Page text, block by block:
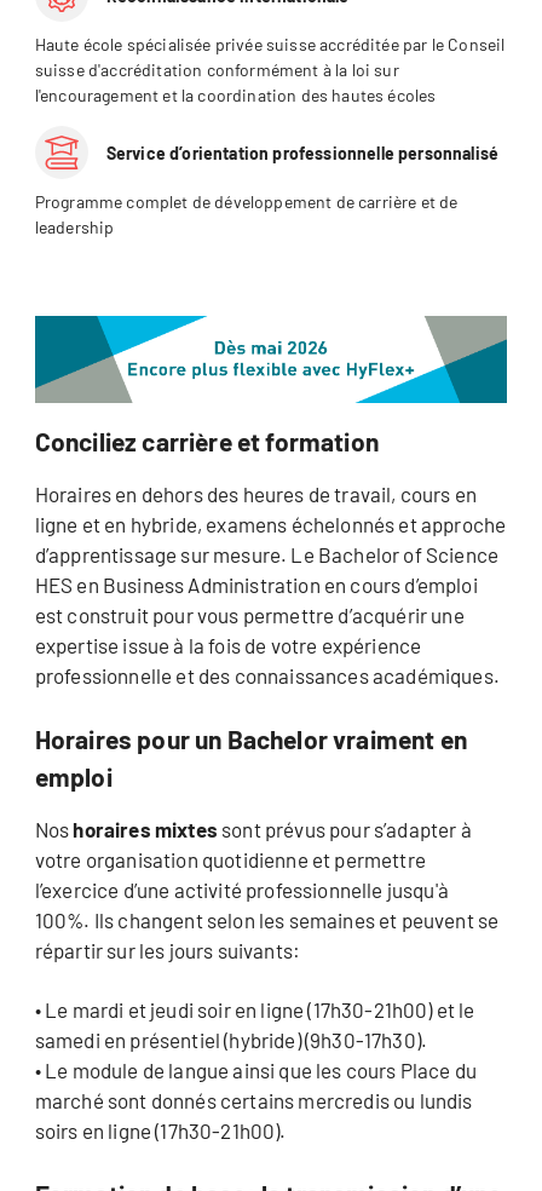
Haute école spécialisée privée suisse accréditée par le Conseil
suisse d'accréditation conformément à la loi sur
l'encouragement et la coordination des hautes écoles
Service d’orientation professionnelle personnalisé
Programme complet de développement de carrière et de
leadership
Conciliez carrière et formation
Horaires en dehors des heures de travail, cours en
ligne et en hybride, examens échelonnés et approche
d’apprentissage sur mesure. Le Bachelor of Science
HES en Business Administration en cours d’emploi
est construit pour vous permettre d’acquérir une
expertise issue à la fois de votre expérience
professionnelle et des connaissances académiques.
Horaires pour un Bachelor vraiment en
emploi
Noshoraires mixtes sont prévus pour s’adapter à
votre organisation quotidienne et permettre
l’exercice d’une activité professionnelle jusqu'à
100%. Ils changent selon les semaines et peuvent se
répartir sur les jours suivants:
• Le mardi et jeudi soir en ligne (17h30-21h00) et le
samedi en présentiel (hybride) (9h30-17h30).
• Le module de langue ainsi que les cours Place du
marché sont donnés certains mercredis ou lundis
soirs en ligne (17h30-21h00).